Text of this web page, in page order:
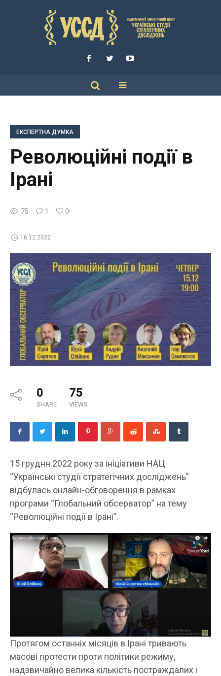
ЕКСПЕРТНА ДУМКА
Революційні події в
Ірані
75 1 0
16.12.2022
0
SHARE
75
VIEWS
15 грудня 2022 року за ініціативи НАЦ
“Українські студії стратегічних досліджень”
відбулась онлайн-обговорення в рамках
програми “Глобальний обсерватор” на тему
“Революційні події в Ірані”.
Протягом останніх місяців в Ірані тривають
масові протести проти політики режиму,
надзвичайно велика кількість постраждалих і